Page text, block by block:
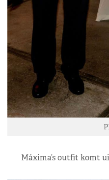
Máxima’s outfit komt